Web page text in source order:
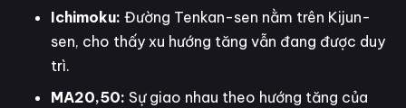
Ichimoku: Đường Tenkan-sen nằm trên Kijun-
sen, cho thấy xu hướng tăng vẫn đang được duy
trì.
MA20,50: Sự giao nhau theo hướng tăng của